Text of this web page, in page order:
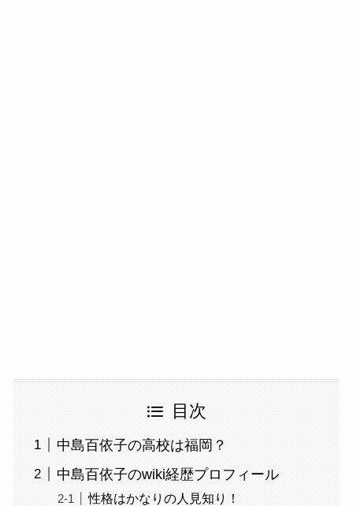
目次
中島百依子の高校は福岡？
中島百依子のwiki経歴プロフィール
性格はかなりの人見知り！